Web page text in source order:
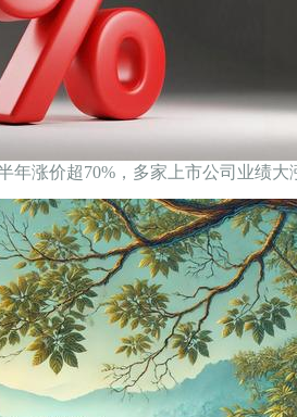
年涨价超70%，多家上市公司业绩大